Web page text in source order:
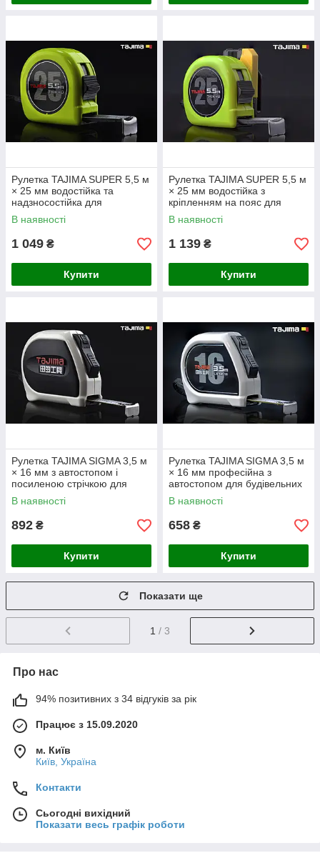
Рулетка TAJIMA SUPER 5,5 м
× 25 мм водостійка та
надзносостійка для
будівельних робіт
В наявності
1 049 ₴
Купити
Рулетка TAJIMA SUPER 5,5 м
× 25 мм водостійка з
кріпленням на пояс для
щоденного використання
В наявності
1 139 ₴
Купити
Рулетка TAJIMA SIGMA 3,5 м
× 16 мм з автостопом і
посиленою стрічкою для
точної розмітки
В наявності
892 ₴
Купити
Рулетка TAJIMA SIGMA 3,5 м
× 16 мм професійна з
автостопом для будівельних
робіт
В наявності
658 ₴
Купити
Показати ще
1 / 3
Про нас
94% позитивних з 34 відгуків за рік
Працює з 15.09.2020
м. Київ
Київ, Україна
Контакти
Сьогодні вихідний
Показати весь графік роботи